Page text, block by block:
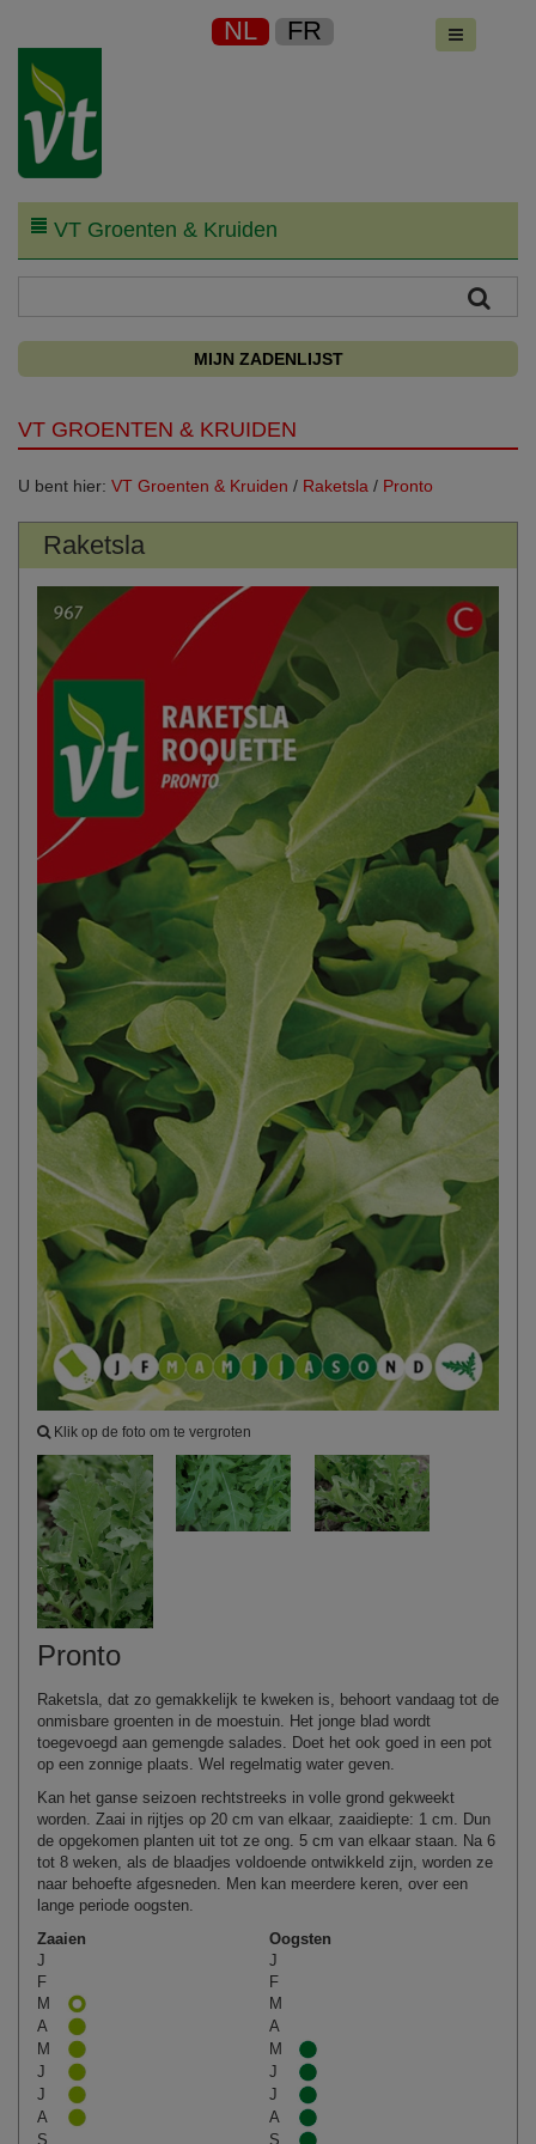
NL FR
VT Groenten & Kruiden
MIJN ZADENLIJST
VT GROENTEN & KRUIDEN
U bent hier: VT Groenten & Kruiden / Raketsla / Pronto
Raketsla
Klik op de foto om te vergroten
Pronto
Raketsla, dat zo gemakkelijk te kweken is, behoort vandaag tot de
onmisbare groenten in de moestuin. Het jonge blad wordt
toegevoegd aan gemengde salades. Doet het ook goed in een pot
op een zonnige plaats. Wel regelmatig water geven.
Kan het ganse seizoen rechtstreeks in volle grond gekweekt
worden. Zaai in rijtjes op 20 cm van elkaar, zaaidiepte: 1 cm. Dun
de opgekomen planten uit tot ze ong. 5 cm van elkaar staan. Na 6
tot 8 weken, als de blaadjes voldoende ontwikkeld zijn, worden ze
naar behoefte afgesneden. Men kan meerdere keren, over een
lange periode oogsten.
Zaaien
Oogsten
J
J
F
F
M
M
A
A
M
M
J
J
J
J
A
A
S
S